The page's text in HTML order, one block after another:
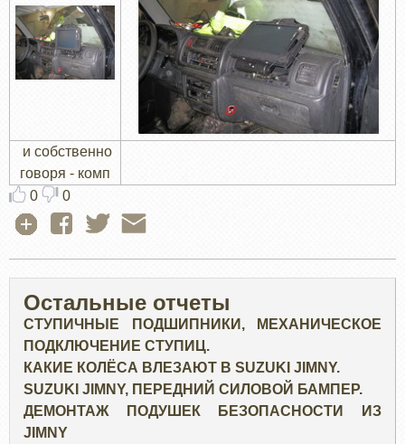
и собственно
говоря - комп
0
0
Остальные отчеты
СТУПИЧНЫЕ ПОДШИПНИКИ, МЕХАНИЧЕСКОЕ
ПОДКЛЮЧЕНИЕ СТУПИЦ.
КАКИЕ КОЛЁСА ВЛЕЗАЮТ В SUZUKI JIMNY.
SUZUKI JIMNY, ПЕРЕДНИЙ СИЛОВОЙ БАМПЕР.
ДЕМОНТАЖ ПОДУШЕК БЕЗОПАСНОСТИ ИЗ
JIMNY